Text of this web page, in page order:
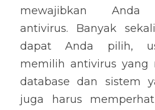
mewajibkan Anda
antivirus. Banyak
dapat Anda pilih,
memilih antivirus yang
database dan sistem
juga harus